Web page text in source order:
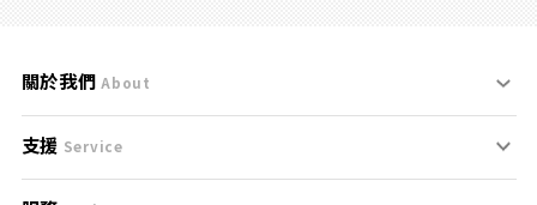
關於我們 About
刊登規範
支援 Service